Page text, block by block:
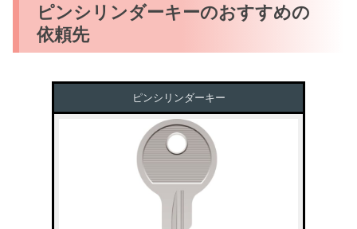
ピンシリンダーキーのおすすめの
依頼先
ピンシリンダーキー